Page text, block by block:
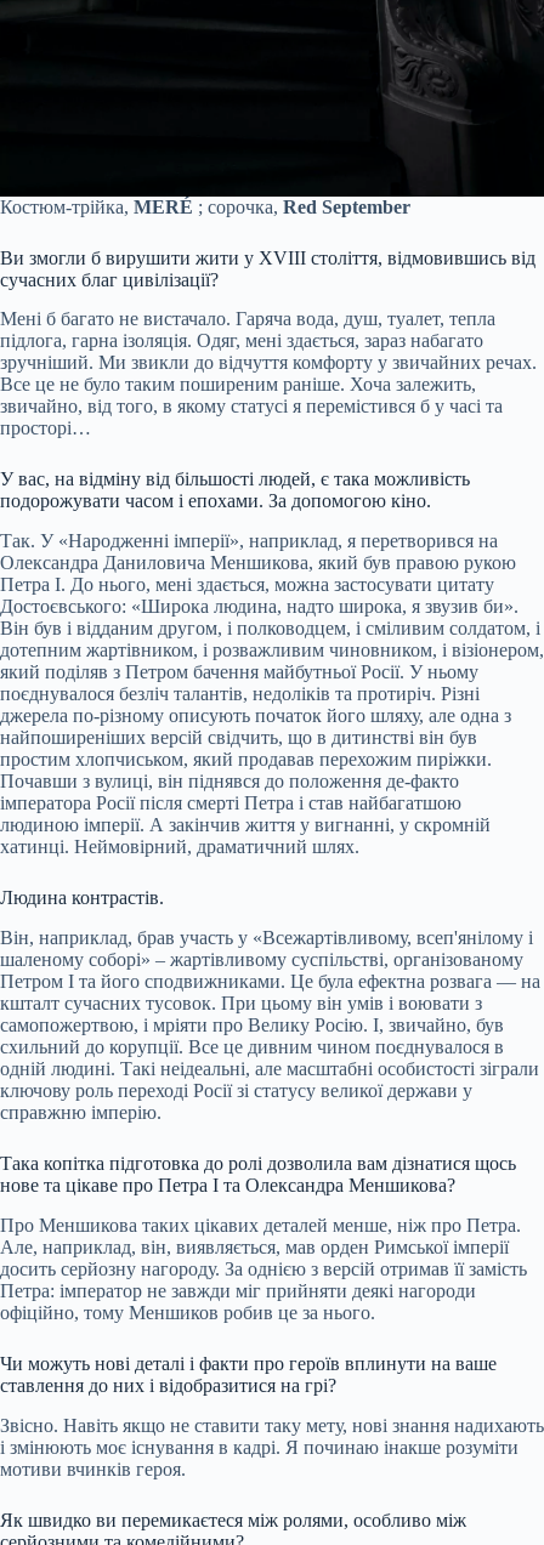
Костюм-трійка, MERÉ ; сорочка, Red September
Ви змогли б вирушити жити у XVIII століття, відмовившись від
сучасних благ цивілізації?
Мені б багато не вистачало. Гаряча вода, душ, туалет, тепла
підлога, гарна ізоляція. Одяг, мені здається, зараз набагато
зручніший. Ми звикли до відчуття комфорту у звичайних речах.
Все це не було таким поширеним раніше. Хоча залежить,
звичайно, від того, в якому статусі я перемістився б у часі та
просторі…
У вас, на відміну від більшості людей, є така можливість
подорожувати часом і епохами. За допомогою кіно.
Так. У «Народженні імперії», наприклад, я перетворився на
Олександра Даниловича Меншикова, який був правою рукою
Петра I. До нього, мені здається, можна застосувати цитату
Достоєвського: «Широка людина, надто широка, я звузив би».
Він був і відданим другом, і полководцем, і сміливим солдатом, і
дотепним жартівником, і розважливим чиновником, і візіонером,
який поділяв з Петром бачення майбутньої Росії. У ньому
поєднувалося безліч талантів, недоліків та протиріч. Різні
джерела по-різному описують початок його шляху, але одна з
найпоширеніших версій свідчить, що в дитинстві він був
простим хлопчиськом, який продавав перехожим пиріжки.
Почавши з вулиці, він піднявся до положення де-факто
імператора Росії після смерті Петра і став найбагатшою
людиною імперії. А закінчив життя у вигнанні, у скромній
хатинці. Неймовірний, драматичний шлях.
Людина контрастів.
Він, наприклад, брав участь у «Всежартівливому, всеп'янілому і
шаленому соборі» – жартівливому суспільстві, організованому
Петром I та його сподвижниками. Це була ефектна розвага — на
кшталт сучасних тусовок. При цьому він умів і воювати з
самопожертвою, і мріяти про Велику Росію. І, звичайно, був
схильний до корупції. Все це дивним чином поєднувалося в
одній людині. Такі неідеальні, але масштабні особистості зіграли
ключову роль переході Росії зі статусу великої держави у
справжню імперію.
Така копітка підготовка до ролі дозволила вам дізнатися щось
нове та цікаве про Петра I та Олександра Меншикова?
Про Меншикова таких цікавих деталей менше, ніж про Петра.
Але, наприклад, він, виявляється, мав орден Римської імперії
досить серйозну нагороду. За однією з версій отримав її замість
Петра: імператор не завжди міг прийняти деякі нагороди
офіційно, тому Меншиков робив це за нього.
Чи можуть нові деталі і факти про героїв вплинути на ваше
ставлення до них і відобразитися на грі?
Звісно. Навіть якщо не ставити таку мету, нові знання надихають
і змінюють моє існування в кадрі. Я починаю інакше розуміти
мотиви вчинків героя.
Як швидко ви перемикаєтеся між ролями, особливо між